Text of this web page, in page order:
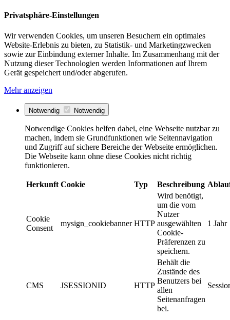
Privatsphäre-Einstellungen
Wir verwenden Cookies, um unseren Besuchern ein optimales
Website-Erlebnis zu bieten, zu Statistik- und Marketingzwecken
sowie zur Einbindung externer Inhalte. Im Zusammenhang mit der
Nutzung dieser Technologien werden Informationen auf Ihrem
Gerät gespeichert und/oder abgerufen.
Mehr anzeigen
Notwendig Notwendig
Notwendige Cookies helfen dabei, eine Webseite nutzbar zu
machen, indem sie Grundfunktionen wie Seitennavigation
und Zugriff auf sichere Bereiche der Webseite ermöglichen.
Die Webseite kann ohne diese Cookies nicht richtig
funktionieren.
Herkunft Cookie Typ Beschreibung
Cookie
Consent
mysign_cookiebanner HTTP
Wird benötigt,
um die vom
Nutzer
ausgewählten
Cookie-
Präferenzen zu
speichern.
1 Jahr
CMS JSESSIONID HTTP
Behält die
Zustände des
Benutzers bei
allen
Seitenanfragen
bei.